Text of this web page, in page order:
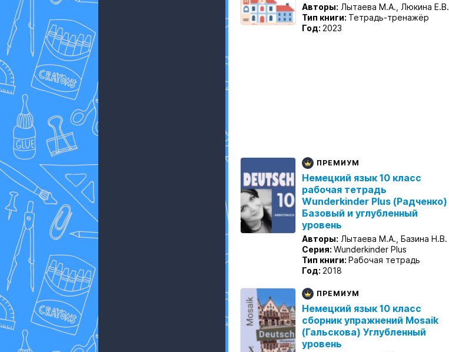
Авторы: Лытаева М.А., Люкина Е.В.
Тип книги: Тетрадь-тренажёр
Год: 2023
ПРЕМИУМ
Немецкий язык 10 класс
рабочая тетрадь
Wunderkinder Plus (Радченко)
Базовый и углубленный
уровень
Авторы: Лытаева М.А., Базина Н.В.
Серия: Wunderkinder Plus
Тип книги: Рабочая тетрадь
Год: 2018
ПРЕМИУМ
Немецкий язык 10 класс
сборник упражнений Mosaik
(Гальскова) Углубленный
уровень